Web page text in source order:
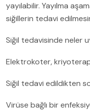
yayılabilir. Yayılma
siğillerin tedavi
Siğil tedavisinde neler
Elektrokoter,
Siğil tedavi edildikten
Virüse bağlı bir